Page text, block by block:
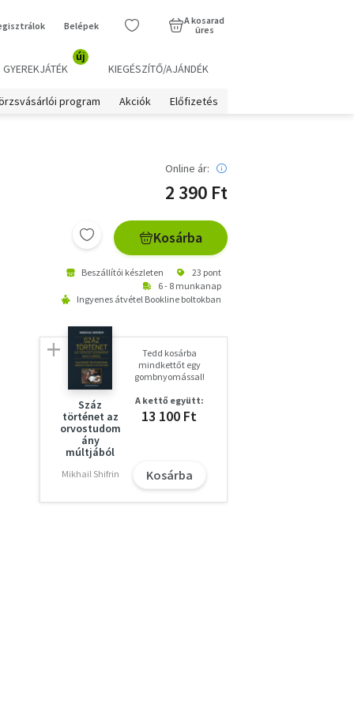
Belépek
A kosarad
üres
GYEREKJÁTÉK
új
KIEGÉSZÍTŐ/AJÁNDÉK
program Akciók Előfizetés
Online ár:
2 390 Ft
Kosárba
Beszállítói készleten
23 pont
6 - 8 munkanap
Ingyenes átvétel Bookline boltokban
Száz
történet az
orvostudom
ány
múltjából
Mikhail Shifrin
Tedd kosárba
mindkettőt egy
gombnyomással!
A kettő együtt:
13 100 Ft
Kosárba